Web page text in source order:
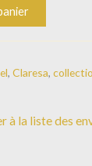
, Claresa,
à la liste des